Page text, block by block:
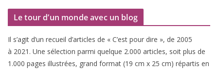
Le tour d’un monde avec un blog
Il s’agit d’un recueil d’ar­ticles de « C’est pour dire », de 2005
à 2021 . Une sélec­tion par­mi quelque 2.000 articles, soit plus de
1 .000 pages illus­trées, grand for­mat (19 cm x 25 cm) répar­tis en